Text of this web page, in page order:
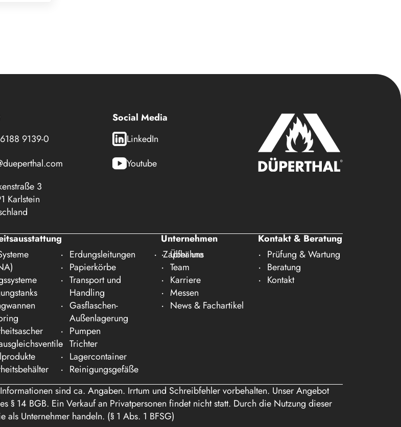
9139-0
3
Karlstein
Social Media
LinkedIn
Youtube
Erdungsleitungen
Papierkörbe
Transport und
Handling
Gasflaschen-
Außenlagerung
Pumpen
Trichter
Lagercontainer
Reinigungsgefäße
Zapfhähne
Unternehmen
Über uns
Team
Karriere
Messen
News & Fachartikel
Kontakt & Beratung
Prüfung & Wartung
Beratung
Kontakt
sind ca. Angaben. Irrtum und Schreibfehler vorbehalten. Unser Angebot
§ 14 BGB. Ein Verkauf an Privatpersonen findet nicht statt. Durch die Nutzung dieser
Unternehmer handeln. (§ 1 Abs. 1 BFSG)